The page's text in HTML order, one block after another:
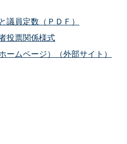
議員定数（ＰＤＦ）
投票関係様式
ムページ）（外部サイト）